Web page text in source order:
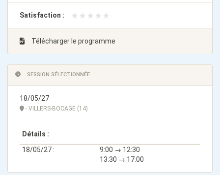
Satisfaction : ★★★★★
★★★★★
Télécharger le programme
SESSION SÉLECTIONNÉE
18/05/27
- VILLERS-BOCAGE (14)
Détails :
18/05/27 :
9:00 → 12:30
13:30 → 17:00